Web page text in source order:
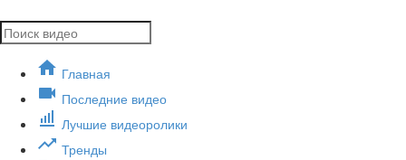
Главная
Последние видео
Лучшие видеоролики
Тренды